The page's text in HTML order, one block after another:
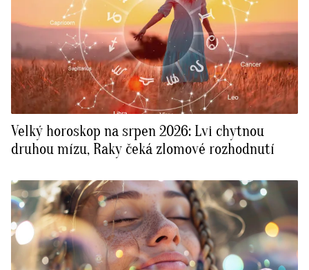
Velký horoskop na srpen 2026: Lvi chytnou
druhou mízu, Raky čeká zlomové rozhodnutí